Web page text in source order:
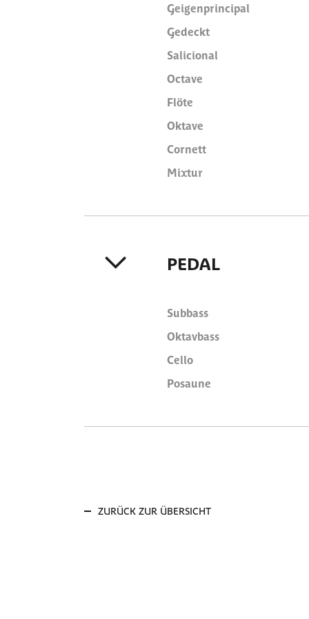
Geigenprincipal
Gedeckt
Salicional
Octave
Flöte
Oktave
Cornett
Mixtur
PEDAL
Subbass
Oktavbass
Cello
Posaune
ZURÜCK ZUR ÜBERSICHT